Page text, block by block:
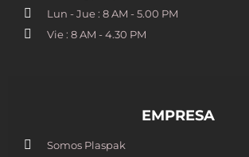
Lun - Jue : 8 AM - 5.00 PM
Vie : 8 AM - 4.30 PM
EMPRESA
Somos Plaspak